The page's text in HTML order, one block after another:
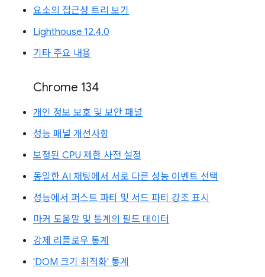
요소의 접근성 트리 보기
Lighthouse 12.4.0
기타 주요 내용
Chrome 134
개인 정보 보호 및 보안 패널
성능 패널 개선사항
보정된 CPU 제한 사전 설정
동일한 AI 채팅에서 서로 다른 성능 이벤트 선택
성능에서 퍼스트 파티 및 서드 파티 강조 표시
마커 도움말 및 통계의 필드 데이터
강제 리플로우 통계
'DOM 크기 최적화' 통계